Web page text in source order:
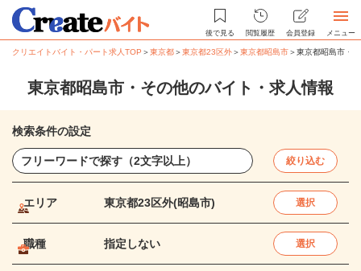
後で見る 閲覧履歴 会員登録 メニュー
クリエイトバイト・パート求人TOP ＞東京都＞東京都23区外＞東京都昭島市＞東京都昭島市・
東京都昭島市・その他のバイト・求人情報
検索条件の設定
絞り込む
エリア 東京都23区外(昭島市) 選択
職種 指定しない 選択